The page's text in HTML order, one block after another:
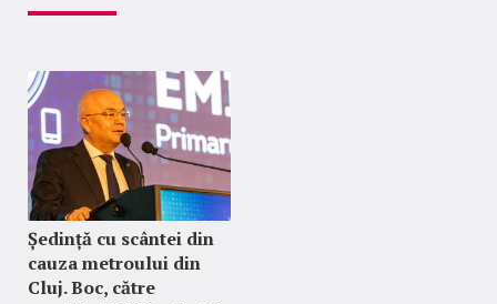
Ședință cu scântei din
cauza metroului din
Cluj. Boc, către